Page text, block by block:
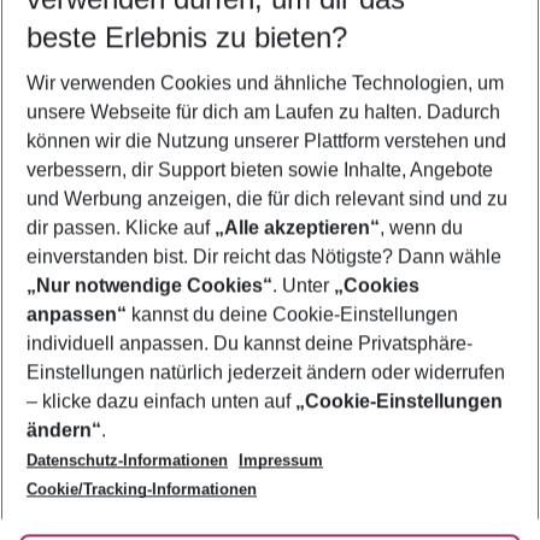
5-8 Nächte
2 Erwachsene Keine Kinder
Mehr Filter anzeigen
Footer
Footer navigation
Über uns
AGB
Bestpreisgarantie
Cookie-Einstellungen ändern
Cookie-Richtlinie
Agenturbetreuung
Barrierefreies Reisen
Folge uns
beste Erlebnis zu bieten?
Wir verwenden Cookies und ähnliche Technologien, um
unsere Webseite für dich am Laufen zu halten. Dadurch
können wir die Nutzung unserer Plattform verstehen und
verbessern, dir Support bieten sowie Inhalte, Angebote
und Werbung anzeigen, die für dich relevant sind und zu
dir passen. Klicke auf „Alle akzeptieren“, wenn du
einverstanden bist. Dir reicht das Nötigste? Dann wähle
„Nur notwendige Cookies“. Unter „Cookies
anpassen“ kannst du deine Cookie-Einstellungen
individuell anpassen. Du kannst deine Privatsphäre-
Einstellungen natürlich jederzeit ändern oder widerrufen
– klicke dazu einfach unten auf „Cookie-Einstellungen
ändern“.
Datenschutz-Informationen
Impressum
Cookie/Tracking-Informationen